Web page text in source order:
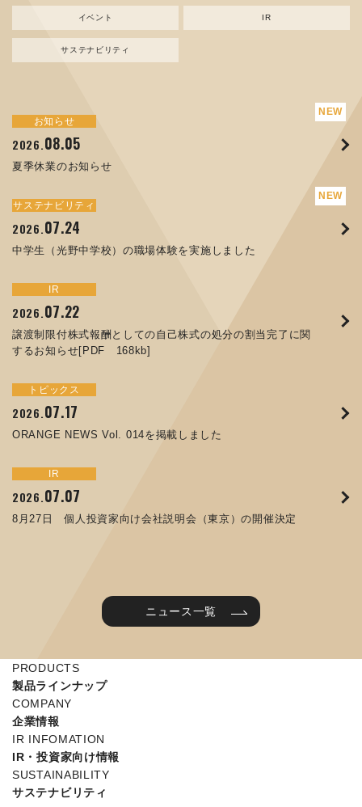
イベント IR
サステナビリティ
お知らせ
2026.08.05
夏季休業のお知らせ
サステナビリティ
2026.07.24
中学生（光野中学校）の職場体験を実施しました
IR
2026.07.22
譲渡制限付株式報酬としての自己株式の処分の割当完了に関
するお知らせ[PDF 168kb]
トピックス
2026.07.17
ORANGE NEWS Vol. 014を掲載しました
IR
2026.07.07
8月27日 個人投資家向け会社説明会（東京）の開催決定
新規事業
2024.04.10
資源ごみAI 自動選別機 販売開始のお知らせ
お知らせ
2026.08.05
夏季休業のお知らせ
お知らせ
2025.11.17
コラムを更新しました：MECT2025(メカトロテックジャパ
お知らせ
2025.09.02
XWT-8 日本デザイン振興会賞受賞！
お知らせ
2025.05.29
コラムを更新しました：MEX金沢2025(第61回機械工業見本
お知らせ
2025.05.15
トピックス
2026.07.17
ORANGE NEWS Vol. 014を掲載しました
トピックス
2026.04.17
ORANGE NEWS Vol. 013を掲載しました
トピックス
2025.10.01
高松流技Vol.25を掲載しました
2025.09.10
ORANGE NEWS Vol. 011を掲載しました
2025.07.31
ORANGE NEWS Vol. 010を掲載しました
イベント
2026.04.03
MEX金沢2026 出展のご案内 ※終了しました
イベント
2025.08.29
MECT 2025 出展のご案内 ※終了しました
イベント
2025.04.16
MEX金沢2025 出展のご案内 ※終了しました
2024.09.26
JIMTOF2024 出展のご案内 ※終了しました
2024.05.13
MEX金沢2024 学生向け会社説明コーナー予約のご案内 ※
終了しました
IR
2026.07.22
譲渡制限付株式報酬としての自己株式の処分の割当完了に関
IR
2026. 07.07
IR
2026.07.01
コーポレートガバナンス報告書を更新しました
IR
2026.06.26
第65回定時株主総会のご報告を掲載しました
IR
2026.06.25
譲渡制限付株式報酬としての自己株式の処分に関するお知ら
サステナビリティ
2026.07.24
中学生（光野中学校）の職場体験を実施しました
サステナビリティ
2026.06.12
人材戦略を策定しました
サステナビリティ
2026.03.26
「健康経営優良法人２０２６（大規模法人部門）」に認定さ
れました
サステナビリティ
2025.12.09
令和７年度石川県ワークライフバランス企業知事表彰「優良
サステナビリティ
2025.12.04
ニュース一覧
PRODUCTS
製品ラインナップ
COMPANY
企業情報
IR INFOMATION
IR・投資家向け情報
SUSTAINABILITY
サステナビリティ